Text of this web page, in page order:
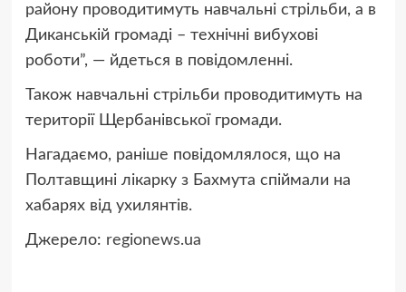
району проводитимуть навчальні стрільби, а в
Диканській громаді – технічні вибухові
роботи”, — йдеться в повідомленні.
Також навчальні стрільби проводитимуть на
території Щербанівської громади.
Нагадаємо, раніше повідомлялося, що на
Полтавщині лікарку з Бахмута спіймали на
хабарях від ухилянтів.
Джерело: regionews.ua